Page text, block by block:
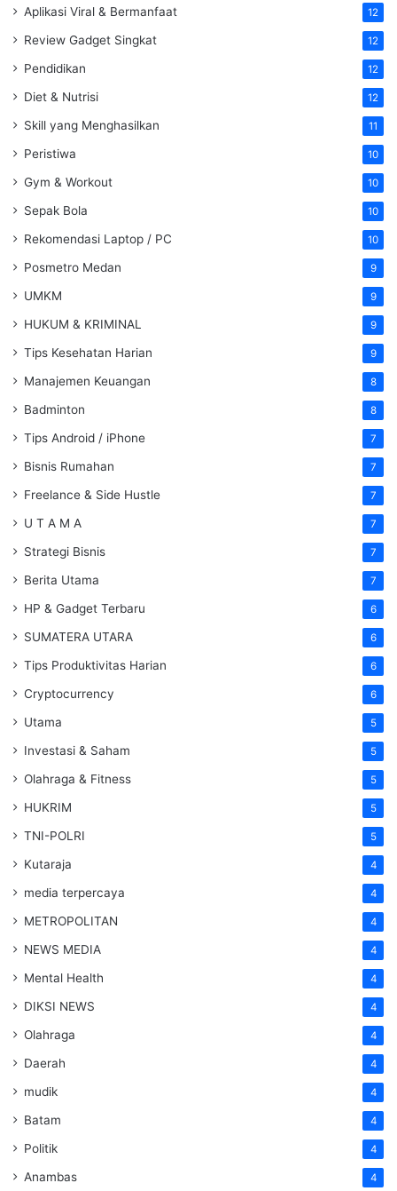
Aplikasi Viral & Bermanfaat 12
Review Gadget Singkat 12
Pendidikan 12
Diet & Nutrisi 12
Skill yang Menghasilkan 11
Peristiwa 10
Gym & Workout 10
Sepak Bola 10
Rekomendasi Laptop / PC 10
Posmetro Medan 9
UMKM 9
HUKUM & KRIMINAL 9
Tips Kesehatan Harian 9
Manajemen Keuangan 8
Badminton 8
Tips Android / iPhone 7
Bisnis Rumahan 7
Freelance & Side Hustle 7
U T A M A 7
Strategi Bisnis 7
Berita Utama 7
HP & Gadget Terbaru 6
SUMATERA UTARA 6
Tips Produktivitas Harian 6
Cryptocurrency 6
Utama 5
Investasi & Saham 5
Olahraga & Fitness 5
HUKRIM 5
TNI-POLRI 5
Kutaraja 4
media terpercaya 4
METROPOLITAN 4
NEWS MEDIA 4
Mental Health 4
DIKSI NEWS 4
Olahraga 4
Daerah 4
mudik 4
Batam 4
Politik 4
Anambas 4